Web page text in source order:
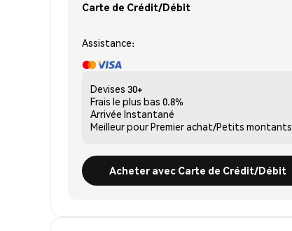
Carte de Crédit/Débit
Assistance:
Devises 30+
Frais le plus bas 0.8%
Arrivée Instantané
Meilleur pourPremier achat/Petits montants
Acheter avec Carte de Crédit/Débit